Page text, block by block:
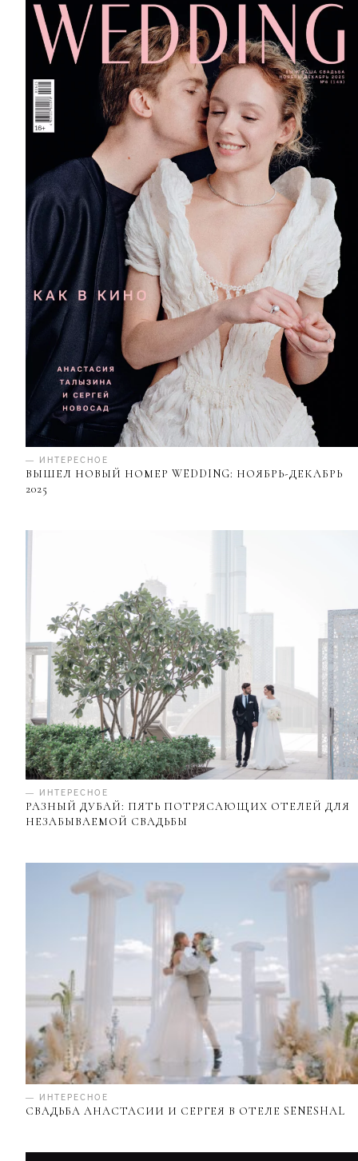
— ИНТЕРЕСНОЕ
ВЫШЕЛ НОВЫЙ НОМЕР WEDDING: НОЯБРЬ-ДЕКАБРЬ
2025
— ИНТЕРЕСНОЕ
РАЗНЫЙ ДУБАЙ: ПЯТЬ ПОТРЯСАЮЩИХ ОТЕЛЕЙ ДЛЯ
НЕЗАБЫВАЕМОЙ СВАДЬБЫ
— ИНТЕРЕСНОЕ
СВАДЬБА АНАСТАСИИ И СЕРГЕЯ В ОТЕЛЕ SENESHAL